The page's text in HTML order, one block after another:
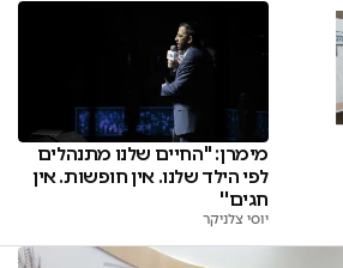
מימרן: ''החיים שלנו מתנהלים
לפי הילד שלנו. אין חופשות. אין
חגים''
יוסי צלניקר